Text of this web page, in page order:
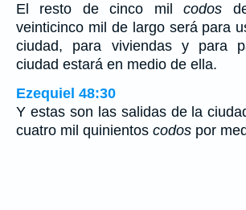
El resto de cinco milcodos
veinticinco mil de largo será para
ciudad, para viviendas y para
ciudad estará en medio de ella.
Ezequiel 48:30
Y estas son las salidas de la
cuatro mil quinientos codos por